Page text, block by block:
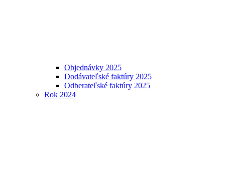
Objednávky 2025
Dodávateľské faktúry 2025
Odberateľské faktúry 2025
Rok 2024